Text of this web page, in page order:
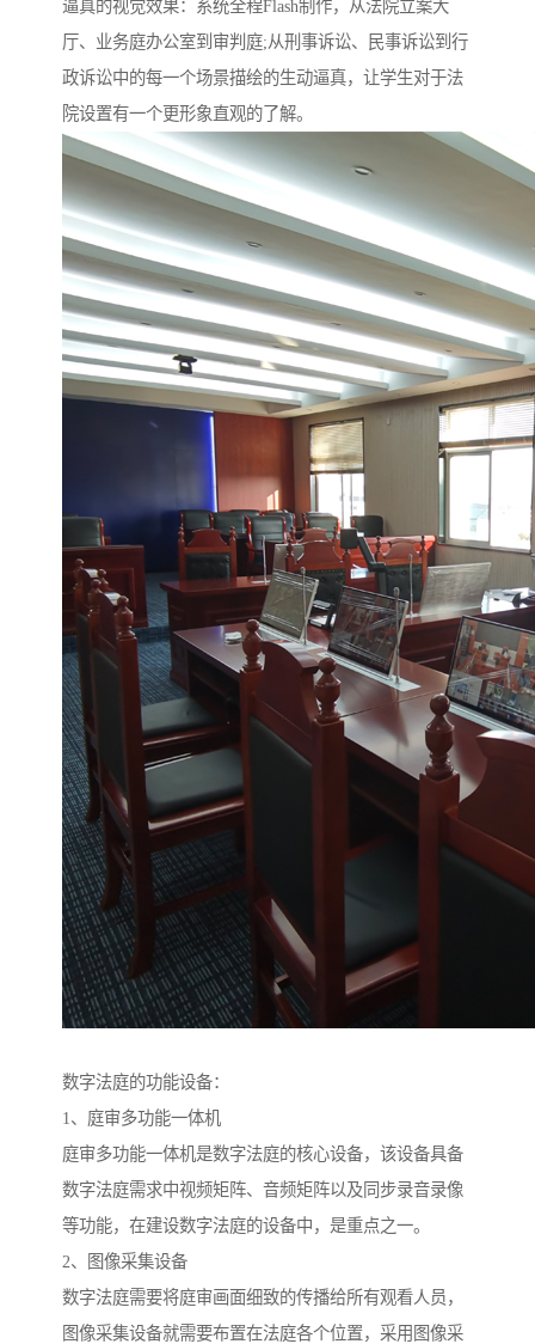
逼真的视觉效果：系统全程Flash制作，从法院立案大
厅、业务庭办公室到审判庭;从刑事诉讼、民事诉讼到行
政诉讼中的每一个场景描绘的生动逼真，让学生对于法
院设置有一个更形象直观的了解。
数字法庭的功能设备：
1、庭审多功能一体机
庭审多功能一体机是数字法庭的核心设备，该设备具备
数字法庭需求中视频矩阵、音频矩阵以及同步录音录像
等功能，在建设数字法庭的设备中，是重点之一。
2、图像采集设备
数字法庭需要将庭审画面细致的传播给所有观看人员，
图像采集设备就需要布置在法庭各个位置，采用图像采